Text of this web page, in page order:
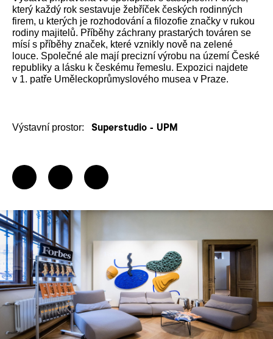
který každý rok sestavuje žebříček českých rodinných
firem, u kterých je rozhodování a filozofie značky v rukou
rodiny majitelů. Příběhy záchrany prastarých továren se
mísí s příběhy značek, které vznikly nově na zelené
louce. Společné ale mají precizní výrobu na území České
republiky a lásku k českému řemeslu. Expozici najdete
v 1. patře Uměleckoprůmyslového musea v Praze.
Výstavní prostor: Superstudio - UPM